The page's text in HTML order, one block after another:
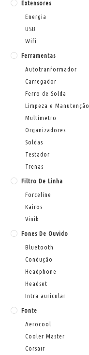
Extensores
Energia
USB
Wifi
Ferramentas
Autotranformador
Carregador
Ferro de Solda
Limpeza e Manutenção
Multímetro
Organizadores
Soldas
Testador
Trenas
Filtro De Linha
Forceline
Kairos
Vinik
Fones De Ouvido
Bluetooth
Condução
Headphone
Headset
Intra auricular
Fonte
Aerocool
Cooler Master
Corsair